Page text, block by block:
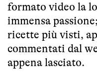
formato video la
immensa
ricette più visti,
commentati dal
appena lasciato.